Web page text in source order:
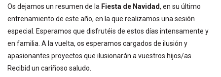
Os dejamos un resumen de la Fiesta de Navidad, en su último
entrenamiento de este año, en la que realizamos una sesión
especial. Esperamos que disfrutéis de estos días intensamente y
en familia. A la vuelta, os esperamos cargados de ilusión y
apasionantes proyectos que ilusionarán a vuestros hijos/as.
Recibid un cariñoso saludo.